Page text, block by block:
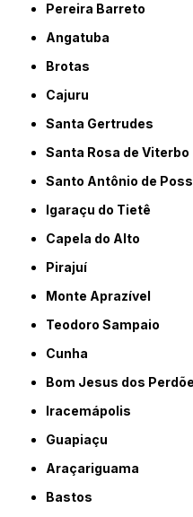
Pereira Barreto
Angatuba
Brotas
Cajuru
Santa Gertrudes
Santa Rosa de Viterbo
Santo Antônio de
Igaraçu do Tietê
Capela do Alto
Pirajuí
Monte Aprazível
Teodoro Sampaio
Cunha
Bom Jesus dos
Iracemápolis
Guapiaçu
Araçariguama
Bastos